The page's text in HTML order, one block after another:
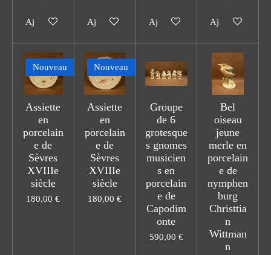
Ajouter au panierAjouter au panierAjouter au panierAjouter au
Nouveau
Assiette
en
porcelain
e de
Sèvres
XVIIIe
siècle
180,00 €
Nouveau
Assiette
en
porcelain
e de
Sèvres
XVIIIe
siècle
180,00 €
Groupe
de 6
grotesque
s gnomes
musicien
s en
porcelain
e de
Capodim
onte
590,00 €
Bel
oiseau
jeune
merle en
porcelain
e de
nymphen
burg
Christtia
n
Wittman
n